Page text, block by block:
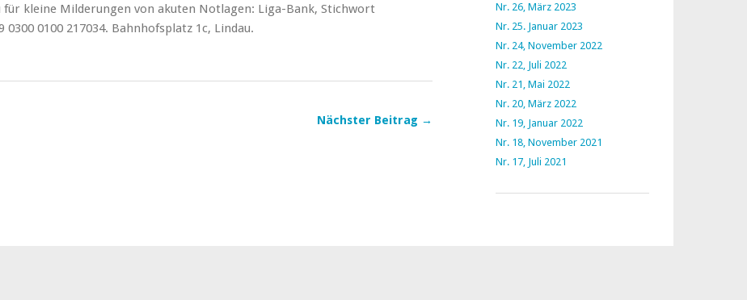
kleine Milderungen von akuten Notlagen: Liga-Bank, Stichwort
0100 217034. Bahnhofsplatz 1c, Lindau.
Nächster Beitrag →
Nr. 26, März 2023
Nr. 25. Januar 2023
Nr. 24, November 2022
Nr. 22, Juli 2022
Nr. 21, Mai 2022
Nr. 20, März 2022
Nr. 19, Januar 2022
Nr. 18, November 2021
Nr. 17, Juli 2021